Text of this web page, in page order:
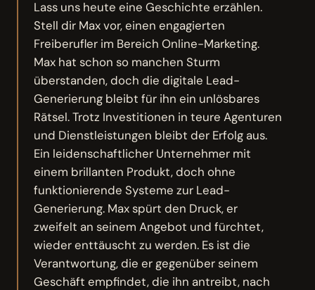
Lass uns heute eine Geschichte erzählen.
Stell dir Max vor, einen engagierten
Freiberufler im Bereich Online-Marketing.
Max hat schon so manchen Sturm
überstanden, doch die digitale Lead-
Generierung bleibt für ihn ein unlösbares
Rätsel. Trotz Investitionen in teure Agenturen
und Dienstleistungen bleibt der Erfolg aus.
Ein leidenschaftlicher Unternehmer mit
einem brillanten Produkt, doch ohne
funktionierende Systeme zur Lead-
Generierung. Max spürt den Druck, er
zweifelt an seinem Angebot und fürchtet,
wieder enttäuscht zu werden. Es ist die
Verantwortung, die er gegenüber seinem
Geschäft empfindet, die ihn antreibt, nach